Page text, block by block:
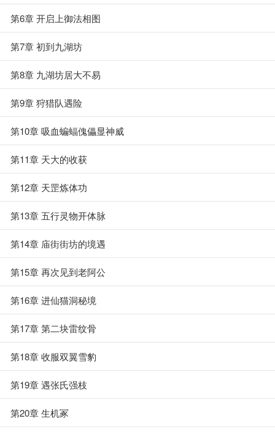
第6章 开启上御法相图
第7章 初到九湖坊
第8章 九湖坊居大不易
第9章 狩猎队遇险
第10章 吸血蝙蝠傀儡显神威
第11章 天大的收获
第12章 天罡炼体功
第13章 五行灵物开体脉
第14章 庙街街坊的境遇
第15章 再次见到老阿公
第16章 进仙猫洞秘境
第17章 第二块雷纹骨
第18章 收服双翼雪豹
第19章 遇张氏强枝
第20章 生机冢